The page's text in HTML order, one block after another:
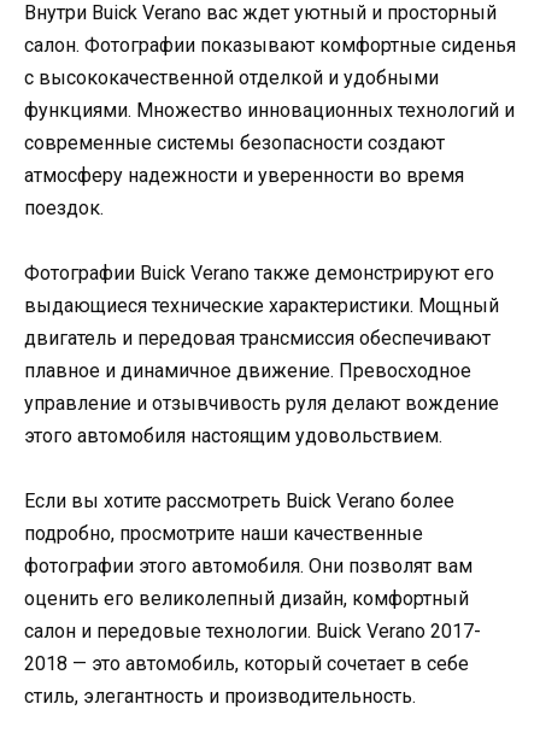
Внутри Buick Verano вас ждет уютный и просторный
салон. Фотографии показывают комфортные сиденья
с высококачественной отделкой и удобными
функциями. Множество инновационных технологий и
современные системы безопасности создают
атмосферу надежности и уверенности во время
поездок.
Фотографии Buick Verano также демонстрируют его
выдающиеся технические характеристики. Мощный
двигатель и передовая трансмиссия обеспечивают
плавное и динамичное движение. Превосходное
управление и отзывчивость руля делают вождение
этого автомобиля настоящим удовольствием.
Если вы хотите рассмотреть Buick Verano более
подробно, просмотрите наши качественные
фотографии этого автомобиля. Они позволят вам
оценить его великолепный дизайн, комфортный
салон и передовые технологии. Buick Verano 2017-
2018 — это автомобиль, который сочетает в себе
стиль, элегантность и производительность.